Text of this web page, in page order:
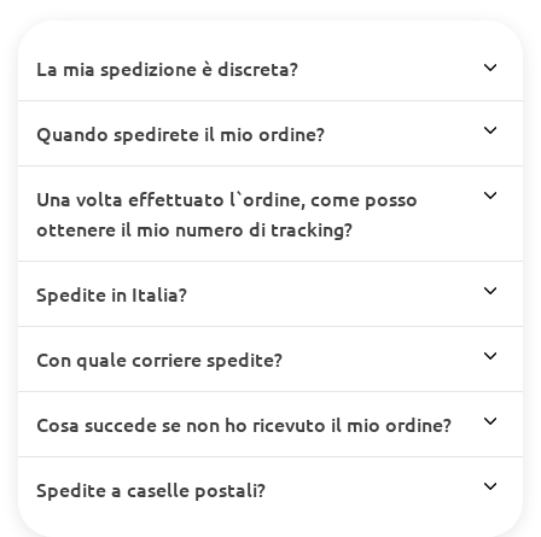
La mia spedizione è discreta?
Quando spedirete il mio ordine?
Una volta effettuato l`ordine, come posso
ottenere il mio numero di tracking?
Spedite in Italia?
Con quale corriere spedite?
Cosa succede se non ho ricevuto il mio ordine?
Spedite a caselle postali?